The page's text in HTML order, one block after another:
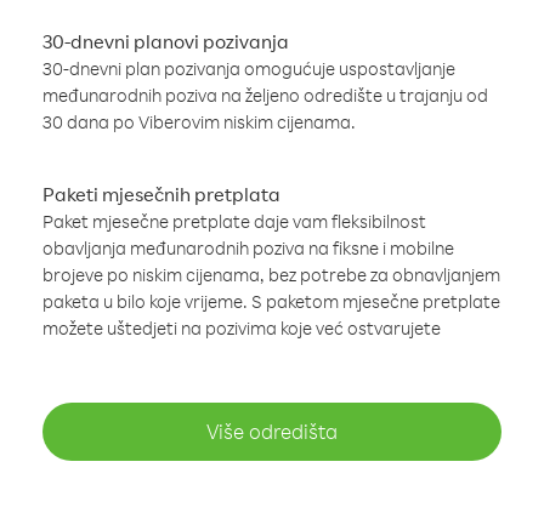
30-dnevni planovi pozivanja
30-dnevni plan pozivanja omogućuje uspostavljanje
međunarodnih poziva na željeno odredište u trajanju od
30 dana po Viberovim niskim cijenama.
Paketi mjesečnih pretplata
Paket mjesečne pretplate daje vam fleksibilnost
obavljanja međunarodnih poziva na fiksne i mobilne
brojeve po niskim cijenama, bez potrebe za obnavljanjem
paketa u bilo koje vrijeme. S paketom mjesečne pretplate
možete uštedjeti na pozivima koje već ostvarujete
Više odredišta